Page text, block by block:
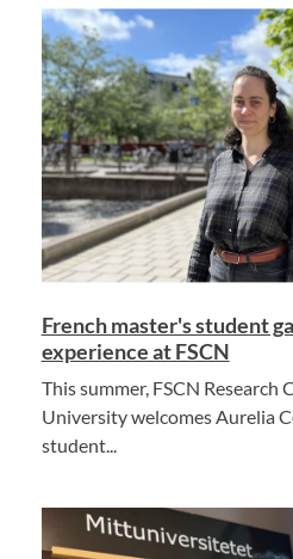
French master's student
experience at FSCN
This summer, FSCN Research
University welcomes Aurelia
student...